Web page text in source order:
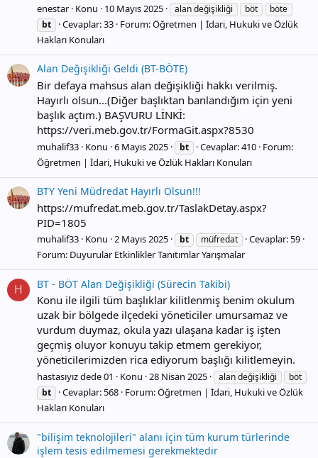
enestar Konu 10 Mayıs 2025 alan değişikliği böt
böte
bt
Cevaplar: 33 Forum:Öğretmen | İdari, Hukuki ve Özlük
Hakları Konuları
Alan Değişikliği Geldi (BT-BÖTE)
Bir defaya mahsus alan değişikliği hakkı verilmiş.
Hayırlı olsun...(Diğer başlıktan banlandığım için yeni
başlık açtım.) BAŞVURU LİNKİ:
https://veri.meb.gov.tr/FormaGit.aspx?8530
muhalif33 Konu 6 Mayıs 2025 bt Cevaplar: 410 Forum:
Öğretmen | İdari, Hukuki ve Özlük Hakları Konuları
BTY Yeni Müdredat Hayırlı Olsun!!!
https://mufredat.meb.gov.tr/TaslakDetay.aspx?
PID=1805
muhalif33 Konu 2 Mayıs 2025 bt müfredat
Cevaplar: 59
Forum: Duyurular Etkinlikler Tanıtımlar Yarışmalar
H BT - BÖT Alan Değişikliği (Sürecin Takibi)
Konu ile ilgili tüm başlıklar kilitlenmiş benim okulum
uzak bir bölgede ilçedeki yöneticiler umursamaz ve
vurdum duymaz, okula yazı ulaşana kadar iş işten
geçmiş oluyor konuyu takip etmem gerekiyor,
yöneticilerimizden rica ediyorum başlığı kilitlemeyin.
hastasıyız dede 01 Konu 28 Nisan 2025 alan değişikliği
böt
bt
Cevaplar: 568 Forum:Öğretmen | İdari, Hukuki ve Özlük
Hakları Konuları
"bilişim teknolojileri" alanı için tüm kurum türlerinde
işlem tesis edilmemesi gerekmektedir